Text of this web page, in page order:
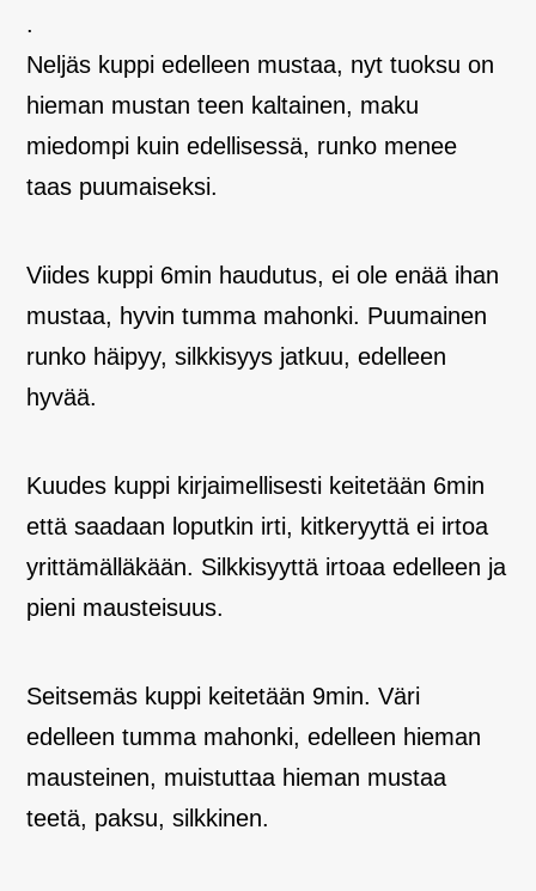
.
Neljäs kuppi edelleen mustaa, nyt tuoksu on
hieman mustan teen kaltainen, maku
miedompi kuin edellisessä, runko menee
taas puumaiseksi.
Viides kuppi 6min haudutus, ei ole enää ihan
mustaa, hyvin tumma mahonki. Puumainen
runko häipyy, silkkisyys jatkuu, edelleen
hyvää.
Kuudes kuppi kirjaimellisesti keitetään 6min
että saadaan loputkin irti, kitkeryyttä ei irtoa
yrittämälläkään. Silkkisyyttä irtoaa edelleen ja
pieni mausteisuus.
Seitsemäs kuppi keitetään 9min. Väri
edelleen tumma mahonki, edelleen hieman
mausteinen, muistuttaa hieman mustaa
teetä, paksu, silkkinen.